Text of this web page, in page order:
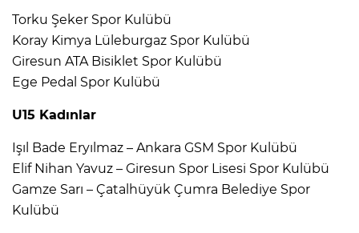
Torku Şeker Spor Kulübü
Koray Kimya Lüleburgaz Spor Kulübü
Giresun ATA Bisiklet Spor Kulübü
Ege Pedal Spor Kulübü
U15 Kadınlar
Işıl Bade Eryılmaz – Ankara GSM Spor Kulübü
Elif Nihan Yavuz – Giresun Spor Lisesi Spor Kulübü
Gamze Sarı – Çatalhüyük Çumra Belediye Spor
Kulübü